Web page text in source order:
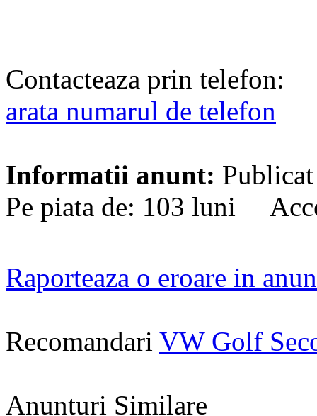
Contacteaza prin telefon:
arata numarul de telefon
Informatii anunt:
Pe piata de: 103 luni
Raporteaza o eroare in
Recomandari VW Golf
Anunturi Similare